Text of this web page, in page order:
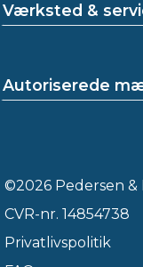
Værksted &
Autoriserede
©2026 Pedersen
CVR-nr. 14854738
Privatlivspolitik